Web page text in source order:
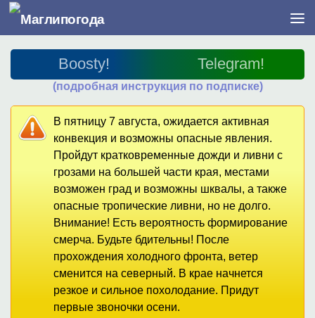
Перейти к содержимому
Boosty! Telegram!
(подробная инструкция по подписке)
В пятницу 7 августа, ожидается активная
конвекция и возможны опасные явления.
Пройдут кратковременные дожди и ливни с
грозами на большей части края, местами
возможен град и возможны шквалы, а также
опасные тропические ливни, но не долго.
Внимание! Есть вероятность формирование
смерча. Будьте бдительны! После
прохождения холодного фронта, ветер
сменится на северный. В крае начнется
резкое и сильное похолодание. Придут
первые звоночки осени.